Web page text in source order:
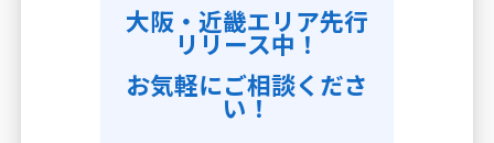
大阪・近畿エリア先行
リリース中！
お気軽にご相談くださ
い！